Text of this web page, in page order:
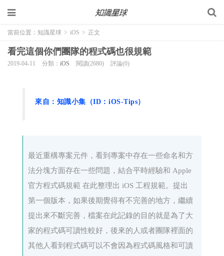
當前位置： 知識星球 > iOS > 正文
看完這個你們團隊的程式碼也很規範
2019-04-11 分類： iOS 閱讀(2680) 評論(0)
來自：知識小集（ID：iOS-Tips）
最近重構專案元件，看到專案中存在一些命名和方
法分塊方面存在一些問題，結合平時經驗和 Apple
官方程式碼規範 在此整理出 iOS 工程規範。提出
第一個版本，如果後期覺得有不完善的地方，繼續
提出來不斷完善，檔案在此記錄的目的就是為了大
家的程式碼可讀性較好，後來的人或者團隊裡面的
其他人看到程式碼可以不會因為程式碼風格和可讀